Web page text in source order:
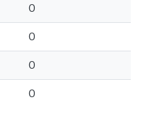
0
0
0
0